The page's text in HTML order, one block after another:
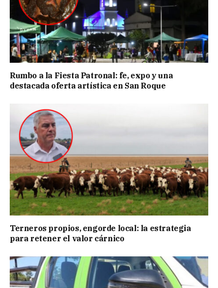
Rumbo a la Fiesta Patronal: fe, expo y una
destacada oferta artística en San Roque
Terneros propios, engorde local: la estrategia
para retener el valor cárnico